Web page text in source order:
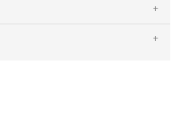
+
+